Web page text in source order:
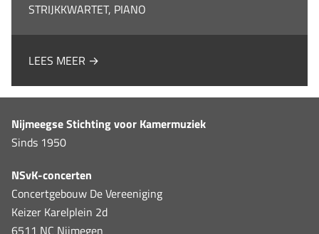
STRIJKKWARTET, PIANO
LEES MEER →
Nijmeegse Stichting voor Kamermuziek
Sinds 1950
NSvK-concerten
Concertgebouw De Vereeniging
Keizer Karelplein 2d